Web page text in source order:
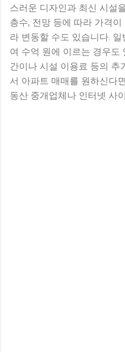
스러운 디자인과 최신 시설
층수, 전망 등에 따라 가격
라 변동할 수도 있습니다.
여 수억 원에 이르는 경우도
간이나 시설 이용료 등의 추
서 아파트 매매를 원하신다
동산 중개업체나 인터넷 사